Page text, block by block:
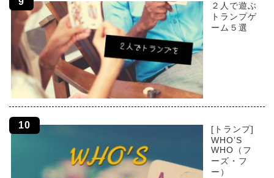
２人で遊ぶ
トランプゲ
ーム５選
[トランプ]
WHO’S
WHO（フ
ーズ・フ
ー）